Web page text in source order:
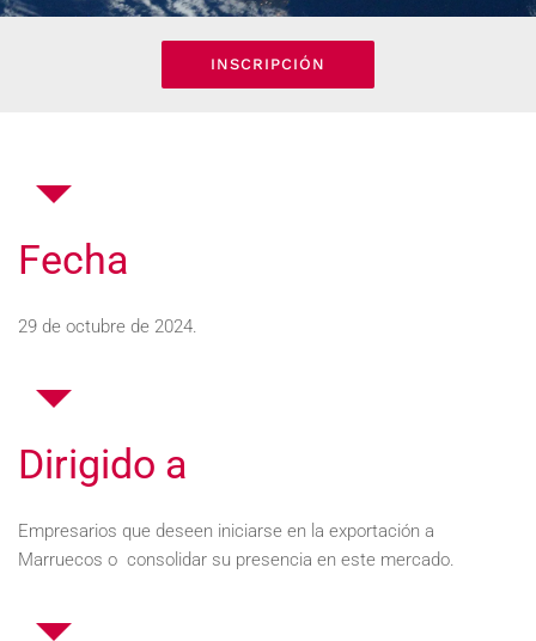
INSCRIPCIÓN
Fecha
29 de octubre de 2024.
Dirigido a
Empresarios que deseen iniciarse en la exportación a
Marruecos o consolidar su presencia en este mercado.